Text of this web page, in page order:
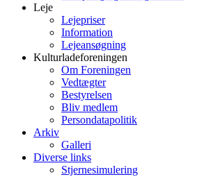
Leje
Lejepriser
Information
Lejeansøgning
Kulturladeforeningen
Om Foreningen
Vedtægter
Bestyrelsen
Bliv medlem
Persondatapolitik
Arkiv
Galleri
Diverse links
Stjernesimulering